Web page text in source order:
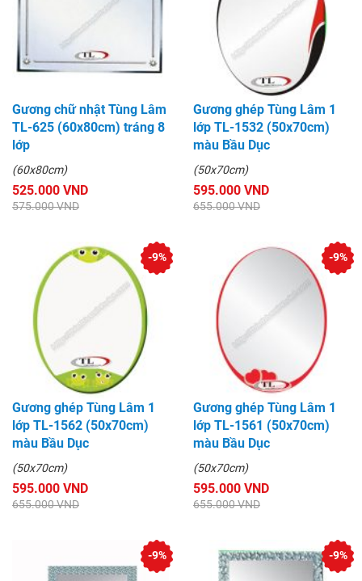
Gương chữ nhật Tùng Lâm
TL-625 (60x80cm) tráng 8
lớp
(60x80cm)
525.000 VND
575.000 VND
Gương ghép Tùng Lâm 1
lớp TL-1532 (50x70cm)
màu Bầu Dục
(50x70cm)
595.000 VND
655.000 VND
Gương ghép Tùng Lâm 1
lớp TL-1562 (50x70cm)
màu Bầu Dục
(50x70cm)
595.000 VND
655.000 VND
-9%
Gương ghép Tùng Lâm 1
lớp TL-1561 (50x70cm)
màu Bầu Dục
(50x70cm)
595.000 VND
655.000 VND
-9%
-9% -9%